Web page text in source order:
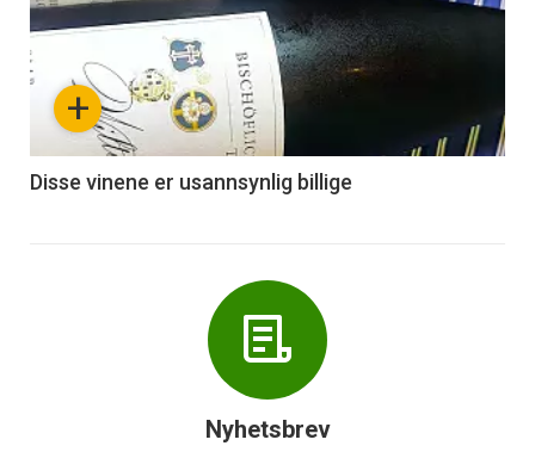
akkurat
nå
6
+
Disse vinene er usannsynlig billige
Nyhetsbrev